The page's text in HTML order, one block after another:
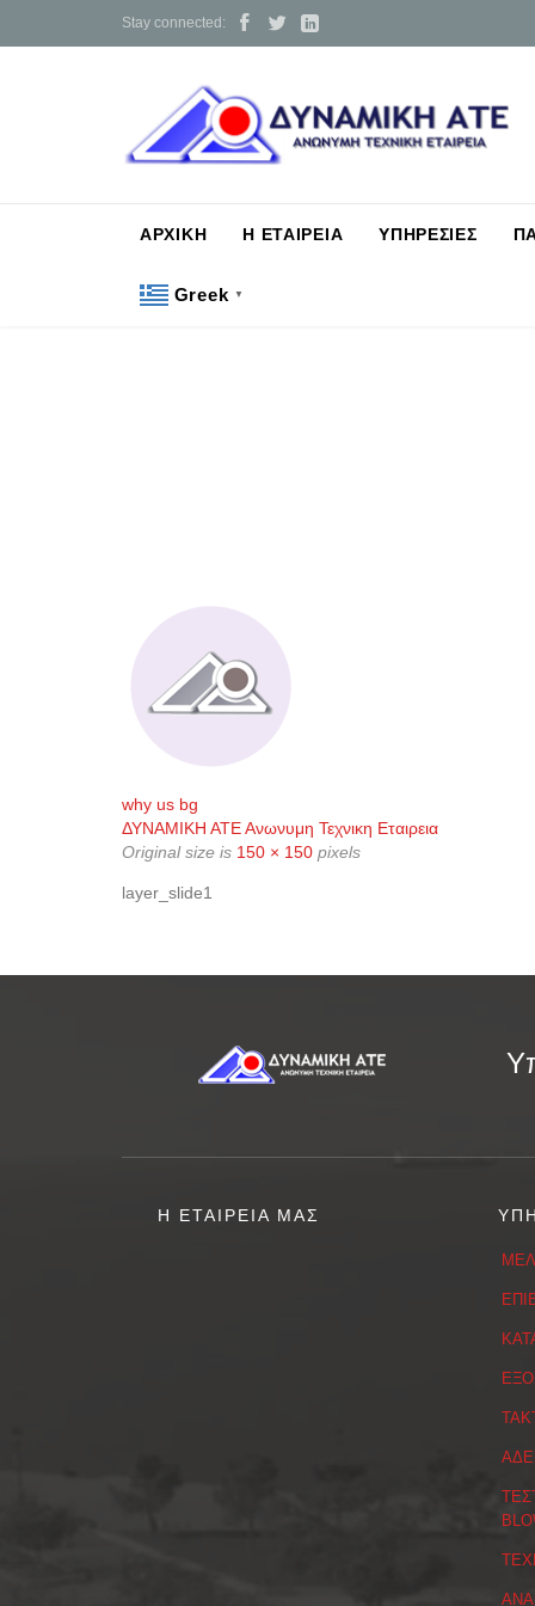
Stay connected:   
ΑΡΧΙΚΗ Η ΕΤΑΙΡΕΙΑ ΥΠΗΡΕΣΙΕΣ
Greek ▼
why us bg
ΔΥΝΑΜΙΚΗ ΑΤΕ Ανωνυμη Τεχνικη Εταιρεια
Original size is 150 × 150 pixels
layer_slide1
Η ΕΤΑΙΡΕΙΑ ΜΑΣ